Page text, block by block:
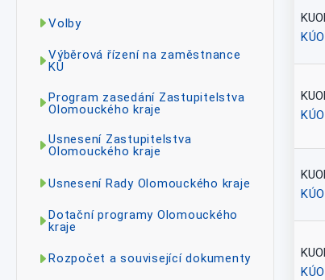
Volby
Výběrová řízení na zaměstnance
KÚ
Program zasedání Zastupitelstva
Olomouckého kraje
Usnesení Zastupitelstva
Olomouckého kraje
Usnesení Rady Olomouckého kraje
Dotační programy Olomouckého
kraje
Rozpočet a související dokumenty